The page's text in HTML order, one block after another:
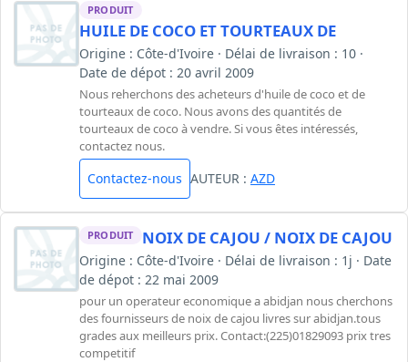
PRODUIT
HUILE DE COCO ET TOURTEAUX DE
Origine : Côte-d'Ivoire · Délai de livraison : 10 ·
Date de dépot : 20 avril 2009
Nous reherchons des acheteurs d'huile de coco et de
tourteaux de coco. Nous avons des quantités de
tourteaux de coco à vendre. Si vous êtes intéressés,
contactez nous.
Contactez-nous AUTEUR : AZD
PRODUIT NOIX DE CAJOU / NOIX DE CAJOU
Origine : Côte-d'Ivoire · Délai de livraison : 1j · Date
de dépot : 22 mai 2009
pour un operateur economique a abidjan nous cherchons
des fournisseurs de noix de cajou livres sur abidjan.tous
grades aux meilleurs prix. Contact:(225)01829093 prix tres
competitif